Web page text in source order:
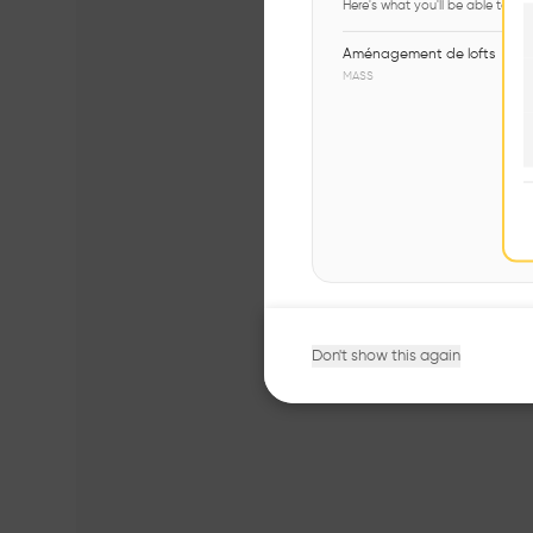
Here's what you'll be able to
Aménagement de lofts
MASS
Don't show this again